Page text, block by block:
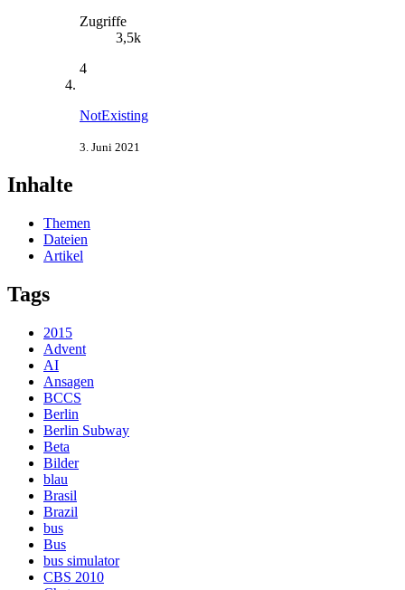
Zugriffe
3,5k
4
NotExisting
3. Juni 2021
Inhalte
Themen
Dateien
Artikel
Tags
2015
Advent
AI
Ansagen
BCCS
Berlin
Berlin Subway
Beta
Bilder
blau
Brasil
Brazil
bus
Bus
bus simulator
CBS 2010